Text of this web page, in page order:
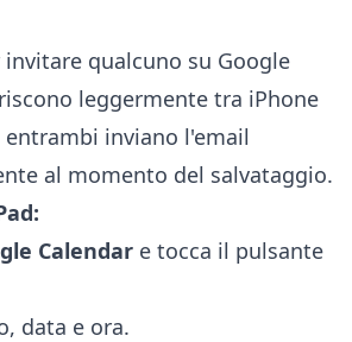
qualcuno su Google
leggermente tra iPhone
inviano l'email
al momento del salvataggio.
Calendar e tocca il pulsante
data e ora.